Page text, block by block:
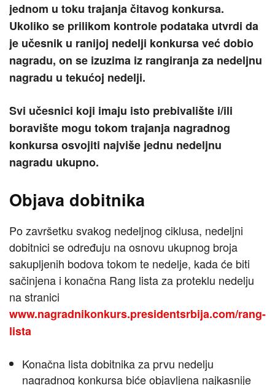
jednom u toku trajanja čitavog konkursa.
Ukoliko se prilikom kontrole podataka utvrdi da
je učesnik u ranijoj nedelji konkursa već dobio
nagradu, on se izuzima iz rangiranja za nedeljnu
nagradu u tekućoj nedelji.
Svi učesnici koji imaju isto prebivalište i/ili
boravište mogu tokom trajanja nagradnog
konkursa osvojiti najviše jednu nedeljnu
nagradu ukupno.
Objava dobitnika
Po završetku svakog nedeljnog ciklusa, nedeljni
dobitnici se određuju na osnovu ukupnog broja
sakupljenih bodova tokom te nedelje, kada će biti
sačinjena i konačna Rang lista za proteklu nedelju
na stranici
www.nagradnikonkurs.presidentsrbija.com/rang-
lista
Konačna lista dobitnika za prvu nedelju
nagradnog konkursa biće objavljena najkasnije